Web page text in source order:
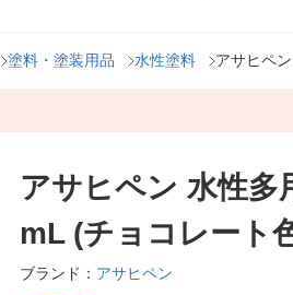
塗料・塗装用品 水性塗料 アサヒペ
アサヒペン 水性多
mL (チョコレート
ブランド： アサヒペン